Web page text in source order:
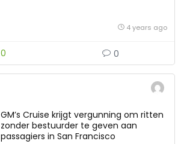
4 years ago
0 0
GM’s Cruise krijgt vergunning om ritten
zonder bestuurder te geven aan
passagiers in San Francisco